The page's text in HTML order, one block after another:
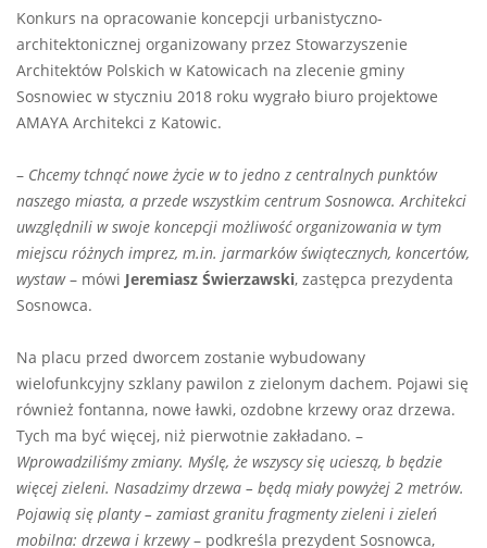
Konkurs na opracowanie koncepcji urbanistyczno-
architektonicznej organizowany przez Stowarzyszenie
Architektów Polskich w Katowicach na zlecenie gminy
Sosnowiec w styczniu 2018 roku wygrało biuro projektowe
AMAYA Architekci z Katowic.
– Chcemy tchnąć nowe życie w to jedno z centralnych punktów
naszego miasta, a przede wszystkim centrum Sosnowca. Architekci
uwzględnili w swoje koncepcji możliwość organizowania w tym
miejscu różnych imprez, m.in. jarmarków świątecznych, koncertów,
wystaw– mówi Jeremiasz Świerzawski, zastępca prezydenta
Sosnowca.
Na placu przed dworcem zostanie wybudowany
wielofunkcyjny szklany pawilon z zielonym dachem. Pojawi się
również fontanna, nowe ławki, ozdobne krzewy oraz drzewa.
Tych ma być więcej, niż pierwotnie zakładano. –
Wprowadziliśmy zmiany. Myślę, że wszyscy się ucieszą, b będzie
więcej zieleni. Nasadzimy drzewa – będą miały powyżej 2 metrów.
Pojawią się planty – zamiast granitu fragmenty zieleni i zieleń
mobilna: drzewa i krzewy– podkreśla prezydent Sosnowca,